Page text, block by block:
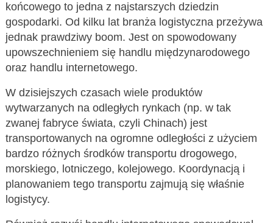
końcowego to jedna z najstarszych dziedzin
gospodarki. Od kilku lat branża logistyczna przeżywa
jednak prawdziwy boom. Jest on spowodowany
upowszechnieniem się handlu międzynarodowego
oraz handlu internetowego.
W dzisiejszych czasach wiele produktów
wytwarzanych na odległych rynkach (np. w tak
zwanej fabryce świata, czyli Chinach) jest
transportowanych na ogromne odległości z użyciem
bardzo różnych środków transportu drogowego,
morskiego, lotniczego, kolejowego. Koordynacją i
planowaniem tego transportu zajmują się właśnie
logistycy.